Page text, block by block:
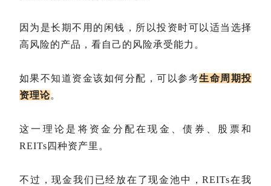
因为是长期不用的闲钱，所以投资时可以适当选择
高风险的产品，看自己的风险承受能力。
如果不知道资金该如何分配，可以参考生命周期投
资理论。
这一理论是将资金分配在现金、债券、股票和
REITs四种资产里。
不过，现金我们已经放在了现金池中，REITs在我